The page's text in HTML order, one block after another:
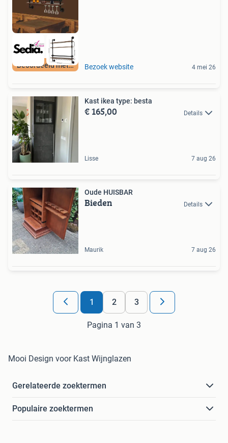
Beoordeeld met 9+ Bezoek website 4 mei 26
Kast ikea type: besta
€ 165,00 Details
Lisse 7 aug 26
Oude HUISBAR
Bieden Details
Maurik 7 aug 26
1 2 3
Pagina 1 van 3
Mooi Design voor Kast Wijnglazen
Gerelateerde zoektermen
Populaire zoektermen